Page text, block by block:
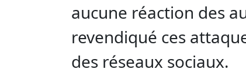
aucune réaction des
revendiqué ces
des réseaux sociaux.